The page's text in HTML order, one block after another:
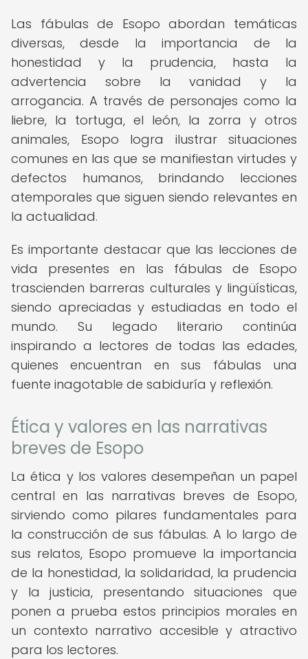
Las fábulas de Esopo abordan temáticas
diversas, desde la importancia de la
honestidad y la prudencia, hasta la
advertencia sobre la vanidad y la
arrogancia. A través de personajes como la
liebre, la tortuga, el león, la zorra y otros
animales, Esopo logra ilustrar situaciones
comunes en las que se manifiestan virtudes y
defectos humanos, brindando lecciones
atemporales que siguen siendo relevantes en
la actualidad.
Es importante destacar que las lecciones de
vida presentes en las fábulas de Esopo
trascienden barreras culturales y lingüísticas,
siendo apreciadas y estudiadas en todo el
mundo. Su legado literario continúa
inspirando a lectores de todas las edades,
quienes encuentran en sus fábulas una
fuente inagotable de sabiduría y reflexión.
Ética y valores en las narrativas
breves de Esopo
La ética y los valores desempeñan un papel
central en las narrativas breves de Esopo,
sirviendo como pilares fundamentales para
la construcción de sus fábulas. A lo largo de
sus relatos, Esopo promueve la importancia
de la honestidad, la solidaridad, la prudencia
y la justicia, presentando situaciones que
ponen a prueba estos principios morales en
un contexto narrativo accesible y atractivo
para los lectores.